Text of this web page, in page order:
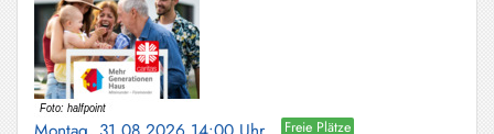
Freie Plätze